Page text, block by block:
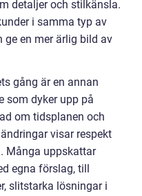
detaljer och stilkänsla.
i samma typ av
ge en mer ärlig bild av
gång är en annan
som dyker upp på
om tidsplanen och
visar respekt
Många uppskattar
egna förslag, till
slitstarka lösningar i